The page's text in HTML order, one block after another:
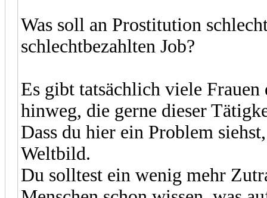
Was soll an Prostitution
schlechtbezahlten Job?
Es gibt tatsächlich viele
hinweg, die gerne dieser
Dass du hier ein Problem
Weltbild.
Du solltest ein wenig mehr